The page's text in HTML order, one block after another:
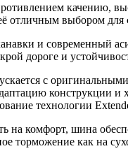
качению,
отличным выбором
и современный
дороге и
с
конструкции
технологии
на комфорт, шина
торможение как на